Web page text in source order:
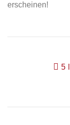
erscheinen!
5